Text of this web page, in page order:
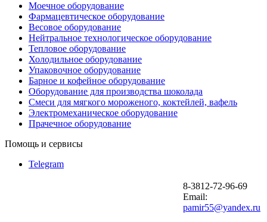
Моечное оборудование
Фармацевтическое оборудование
Весовое оборудование
Нейтральное технологическое оборудование
Тепловое оборудование
Холодильное оборудование
Упаковочное оборудование
Барное и кофейное оборудование
Оборудование для производства шоколада
Смеси для мягкого мороженого, коктейлей, вафель
Электромеханическое оборудование
Прачечное оборудование
Помощь и сервисы
Telegram
8-3812-72-96-69
Email:
pamir55@yandex.ru